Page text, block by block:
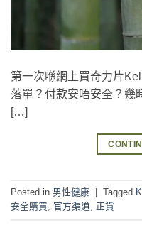
第一次喺網上買奇力片
落單？付款安唔安全？幾
[…]
Posted in 男性健康 Tagged
安全購買
官方渠道 正貨